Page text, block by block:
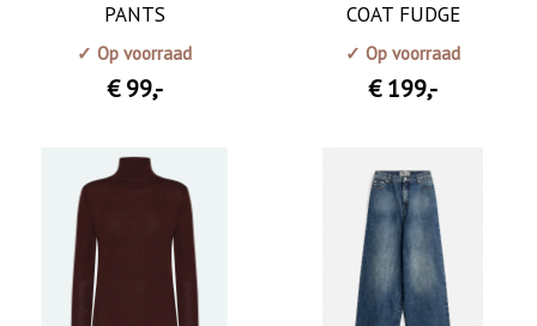
PANTS
✓ Op voorraad
€ 99,-
COAT FUDGE
✓ Op voorraad
€ 199,-